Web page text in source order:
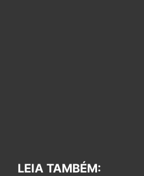
LEIA TAMBÉM: